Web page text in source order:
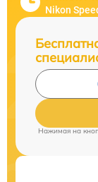
Nikon
Нажимая на